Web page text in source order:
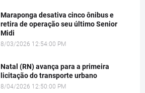
Maraponga desativa cinco ônibus e
retira de operação seu último Senior
Midi
8/03/2026 12:54:00 PM
Natal (RN) avança para a primeira
licitação do transporte urbano
8/04/2026 12:50:00 PM